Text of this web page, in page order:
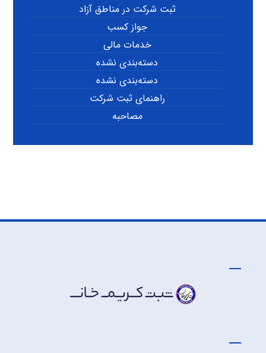
ثبت شرکت در مناطق آزاد
جواز کسب
خدمات مالی
دسته‌بندی نشده
دسته‌بندی نشده
راهنمای ثبت شرکت
مصاحبه